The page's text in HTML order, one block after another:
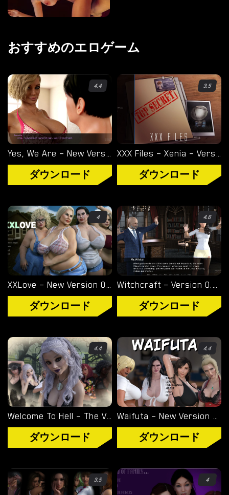
オーバーウォッチ
ディミトレスク夫人
ビジュアルノベル
おすすめのエロゲーム
4.4
ダウンロード
3.5
ダウンロード
4
ダウンロード
4.6
ダウンロード
4.4
Welcome To Hell – The Vampire Chronicles – New Version 0.1.0 Remastered [NoobPRO Games]
ダウンロード
4.4
ダウンロード
3.5 4